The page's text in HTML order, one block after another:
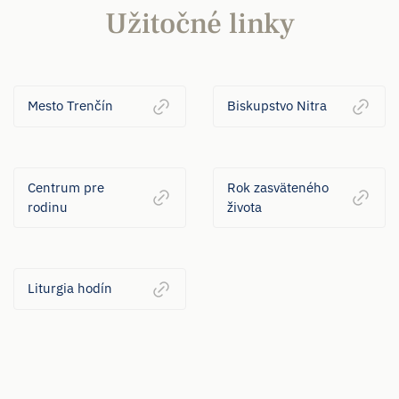
Užitočné linky
Mesto Trenčín Biskupstvo Nitra
Centrum pre
rodinu
Rok zasväteného
života
Liturgia hodín